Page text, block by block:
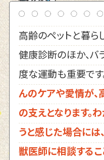
高齢のペットと暮ら
健康診断のほか、バ
度な運動も重要です
んのケアや愛情が、
の支えとなります。
うと感じた場合に
獣医師に相談するこ